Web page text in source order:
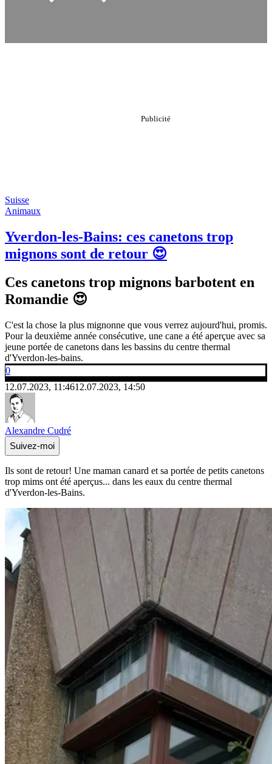
Suisse
Animaux
Yverdon-les-Bains: ces canetons trop
mignons sont de retour 😍
Ces canetons trop mignons barbotent en
Romandie 😍
C'est la chose la plus mignonne que vous verrez aujourd'hui, promis.
Pour la deuxième année consécutive, une cane a été aperçue avec sa
jeune portée de canetons dans les bassins du centre thermal
d'Yverdon-les-bains.
0
12.07.2023, 11:4612.07.2023, 14:50
Alexandre Cudré
Suivez-moi
Ils sont de retour! Une maman canard et sa portée de petits canetons
trop mims ont été aperçus... dans les eaux du centre thermal
d'Yverdon-les-Bains.